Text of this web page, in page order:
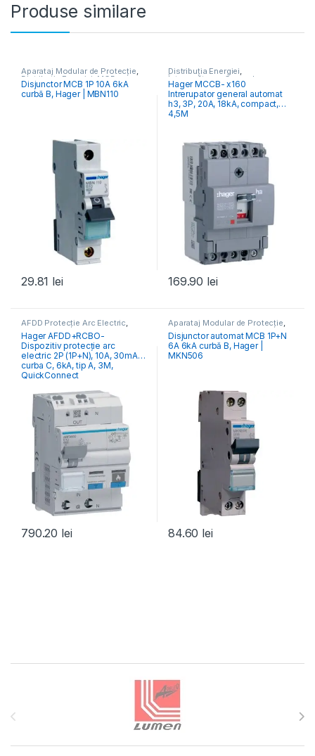
Produse similare
Aparataj Modular de Protecție,
Distribuția Energiei ,MCB
Întrerupătoare Automate
Disjunctor MCB 1P 10A 6kA
curbă B, Hager | MBN110
29.81 lei
Distribuția Energiei,
Întrerupătoare Generale
Hager MCCB- x160
Intrerupator general automat
h3, 3P, 20A, 18kA, compact,
4,5M
169.90 lei
AFDD Protecție Arc Electric,
Aparataj Modular de Protecție
Distribuția Energiei
Hager AFDD+RCBO-
Dispozitiv protecție arc
electric 2P (1P+N), 10A, 30mA,
curba C, 6kA, tip A, 3M,
QuickConnect
790.20 lei
Aparataj Modular de Protecție,
Distribuția Energiei , MCB
Întrerupătoare Automate
Disjunctor automat MCB 1P+N
6A 6kA curbă B, Hager |
MKN506
84.60 lei